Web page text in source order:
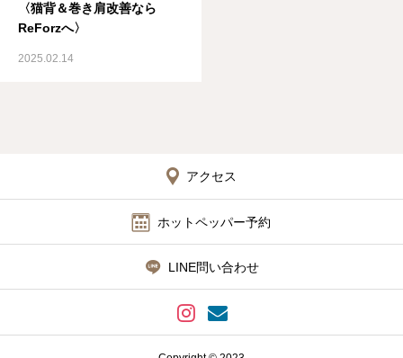
〈猫背＆巻き肩改善なら
ReForzへ〉
2025.02.14
アクセス
ホットペッパー予約
LINE問い合わせ